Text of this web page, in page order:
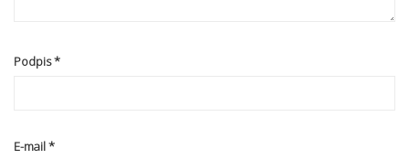
Podpis*
E-mail*